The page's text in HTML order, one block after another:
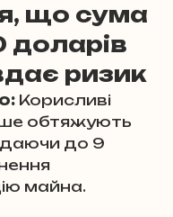
що сума
доларів
ризик
Корисливі
обтяжують
до 9
майна.